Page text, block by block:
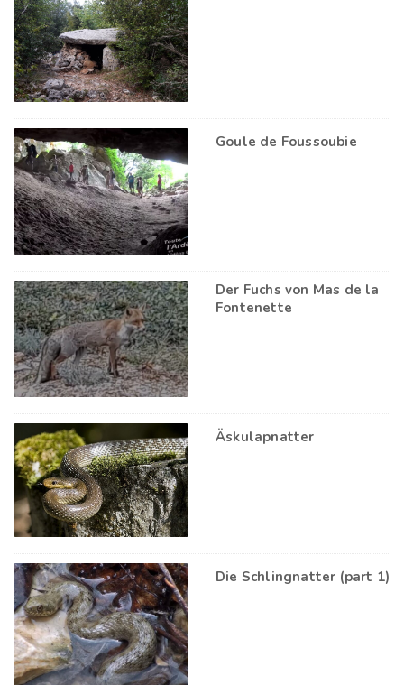
Goule de Foussoubie
Der Fuchs von Mas de la
Fontenette
Äskulapnatter
Die Schlingnatter (part 1)